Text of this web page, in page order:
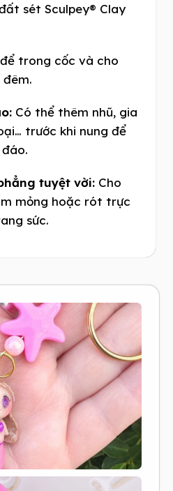
sét Sculpey® Clay
trong cốc và cho
Có thể thêm nhũ, gia
trước khi nung để
tuyệt vời: Cho
mỏng hoặc rót trực
sức.